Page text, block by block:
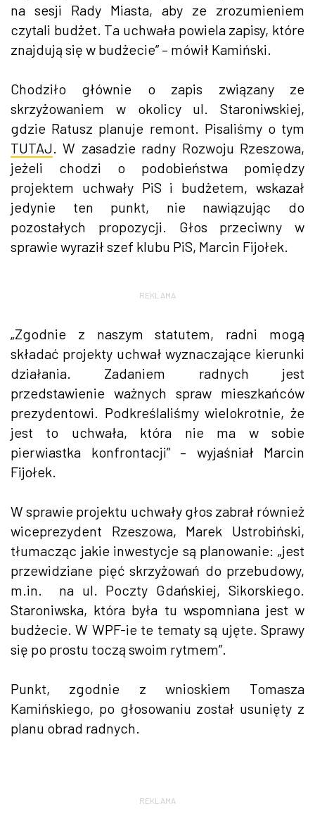
na sesji Rady Miasta, aby ze zrozumieniem
czytali budżet. Ta uchwała powiela zapisy, które
znajdują się w budżecie” – mówił Kamiński.
Chodziło głównie o zapis związany ze
skrzyżowaniem w okolicy ul. Staroniwskiej,
gdzie Ratusz planuje remont. Pisaliśmy o tym
TUTAJ . W zasadzie radny Rozwoju Rzeszowa,
jeżeli chodzi o podobieństwa pomiędzy
projektem uchwały PiS i budżetem, wskazał
jedynie ten punkt, nie nawiązując do
pozostałych propozycji. Głos przeciwny w
sprawie wyraził szef klubu PiS, Marcin Fijołek.
REKLAMA
„Zgodnie z naszym statutem, radni mogą
składać projekty uchwał wyznaczające kierunki
działania. Zadaniem radnych jest
przedstawienie ważnych spraw mieszkańców
prezydentowi. Podkreślaliśmy wielokrotnie, że
jest to uchwała, która nie ma w sobie
pierwiastka konfrontacji” – wyjaśniał Marcin
Fijołek.
W sprawie projektu uchwały głos zabrał również
wiceprezydent Rzeszowa, Marek Ustrobiński,
tłumacząc jakie inwestycje są planowanie: „jest
przewidziane pięć skrzyżowań do przebudowy,
m.in. na ul. Poczty Gdańskiej, Sikorskiego.
Staroniwska, która była tu wspomniana jest w
budżecie. W WPF-ie te tematy są ujęte. Sprawy
się po prostu toczą swoim rytmem”.
Punkt, zgodnie z wnioskiem Tomasza
Kamińskiego, po głosowaniu został usunięty z
planu obrad radnych.
REKLAMA